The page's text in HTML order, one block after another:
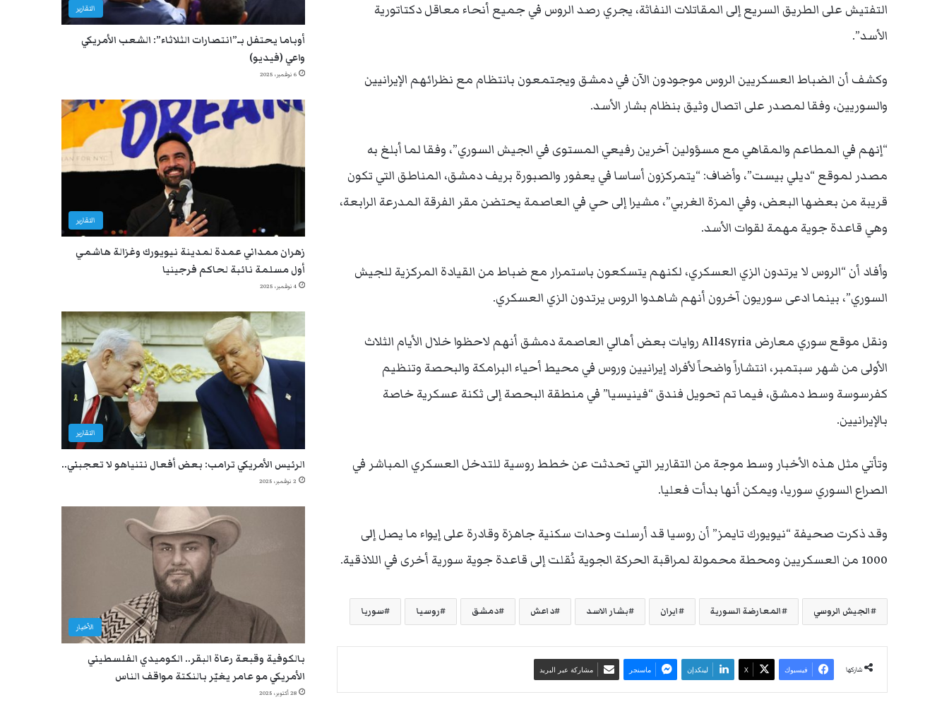
التفتيش على الطريق السريع إلى المقاتلات النفاثة، يجري رصد الروس في جميع أنحاء معاقل دكتاتورية
الأسد”.
وكشف أن الضباط العسكريين الروس موجودون الآن في دمشق ويجتمعون بانتظام مع نظرائهم الإيرانيين
والسوريين، وفقا لمصدر على اتصال وثيق بنظام بشار الأسد.
“إنهم في المطاعم والمقاهي مع مسؤولين آخرين رفيعي المستوى في الجيش السوري”، وفقا لما أبلغ به
مصدر لموقع “ديلي بيست”، وأضاف: “يتمركزون أساسا في يعفور والصبورة بريف دمشق، المناطق التي تكون
قريبة من بعضها البعض، وفي المزة الغربي”، مشيرا إلى حي في العاصمة يحتضن مقر الفرقة المدرعة الرابعة،
وهي قاعدة جوية مهمة لقوات الأسد.
وأفاد أن “الروس لا يرتدون الزي العسكري، لكنهم يتسكعون باستمرار مع ضباط من القيادة المركزية للجيش
السوري”، بينما ادعى سوريون آخرون أنهم شاهدوا الروس يرتدون الزي العسكري.
ونقل موقع سوري معارض All4Syria روايات بعض أهالي العاصمة دمشق أنهم لاحظوا خلال الأيام الثلاث
الأولى من شهر سبتمبر، انتشاراً واضحاً لأفراد إيرانيين وروس في محيط أحياء البرامكة والبحصة وتنظيم
كفرسوسة وسط دمشق، فيما تم تحويل فندق “فينيسيا” في منطقة البحصة إلى ثكنة عسكرية خاصة
بالإيرانيين.
وتأتي مثل هذه الأخبار وسط موجة من التقارير التي تحدثت عن خطط روسية للتدخل العسكري المباشر في
الصراع السوري سوريا، ويمكن أنها بدأت فعليا.
وقد ذكرت صحيفة “نيويورك تايمز” أن روسيا قد أرسلت وحدات سكنية جاهزة وقادرة على إيواء ما يصل إلى
1000 من العسكريين ومحطة محمولة لمراقبة الحركة الجوية نُقلت إلى قاعدة جوية سورية أخرى في اللاذقية.
الجيش الروسي المعارضة السورية ايران بشار الاسد داعش دمشق روسيا سوريا
شاركها فيسبوك ‫X لينكدإن ماسنجر مشاركة عبر البريد
التقارير
أوباما يحتفل بـ”انتصارات الثلاثاء”: الشعب الأمريكي
واعي (فيديو)
6 نوفمبر، 2025
التقارير
زهران ممداني عمدة لمدينة نيويورك وغزالة هاشمي
أول مسلمة نائبة لحاكم فرجينيا
4 نوفمبر، 2025
التقارير
الرئيس الأمريكي ترامب: بعض أفعال نتنياهو لا تعجبني..
2 نوفمبر، 2025
الأخبار
بالكوفية وقبعة رعاة البقر.. الكوميدي الفلسطيني
الأمريكي مو عامر يغيّر بالنكتة مواقف الناس
28 أكتوبر، 2025